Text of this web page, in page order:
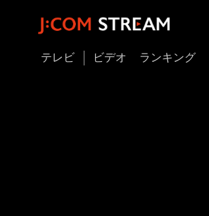
テレビ ビデオ ランキング